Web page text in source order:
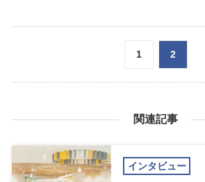
1 2
関連記事
インタビュー